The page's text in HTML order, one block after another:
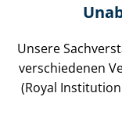
Unsere
verschiedenen
(Royal